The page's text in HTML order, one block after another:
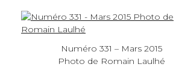
Numéro 331 – Mars 2015
Photo de Romain Laulhé